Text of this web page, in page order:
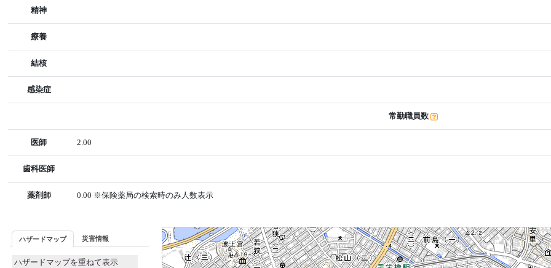
精神
療養
結核
感染症
常勤職員数
医師 2.00
歯科医師
薬剤師 0.00 ※保険薬局の検索時のみ人数表示
ハザードマップ 災害情報
ハザードマップを重ねて表示